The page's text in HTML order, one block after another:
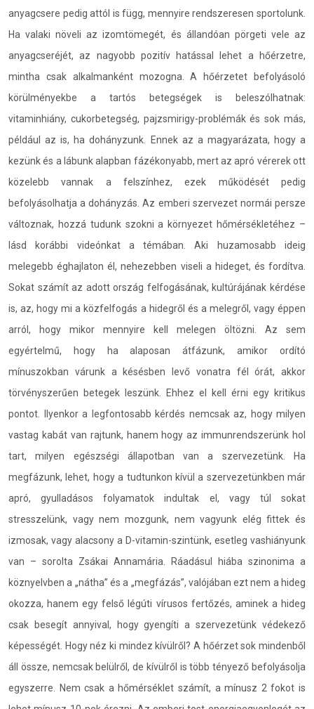
anyagcsere pedig attól is függ, mennyire rendszeresen sportolunk.
Ha valaki növeli az izomtömegét, és állandóan pörgeti vele az
anyagcseréjét, az nagyobb pozitív hatással lehet a hőérzetre,
mintha csak alkalmanként mozogna. A hőérzetet befolyásoló
körülményekbe a tartós betegségek is beleszólhatnak:
vitaminhiány, cukorbetegség, pajzsmirigy-problémák és sok más,
például az is, ha dohányzunk. Ennek az a magyarázata, hogy a
kezünk és a lábunk alapban fázékonyabb, mert az apró vérerek ott
közelebb vannak a felszínhez, ezek működését pedig
befolyásolhatja a dohányzás. Az emberi szervezet normái persze
változnak, hozzá tudunk szokni a környezet hőmérsékletéhez –
lásd korábbi videónkat a témában. Aki huzamosabb ideig
melegebb éghajlaton él, nehezebben viseli a hideget, és fordítva.
Sokat számít az adott ország felfogásának, kultúrájának kérdése
is, az, hogy mi a közfelfogás a hidegről és a melegről, vagy éppen
arról, hogy mikor mennyire kell melegen öltözni. Az sem
egyértelmű, hogy ha alaposan átfázunk, amikor ordító
mínuszokban várunk a késésben levő vonatra fél órát, akkor
törvényszerűen betegek leszünk. Ehhez el kell érni egy kritikus
pontot. Ilyenkor a legfontosabb kérdés nemcsak az, hogy milyen
vastag kabát van rajtunk, hanem hogy az immunrendszerünk hol
tart, milyen egészségi állapotban van a szervezetünk. Ha
megfázunk, lehet, hogy a tudtunkon kívül a szervezetünkben már
apró, gyulladásos folyamatok indultak el, vagy túl sokat
stresszelünk, vagy nem mozgunk, nem vagyunk elég fittek és
izmosak, vagy alacsony a D-vitamin-szintünk, esetleg vashiányunk
van – sorolta Zsákai Annamária. Ráadásul hiába szinonima a
köznyelvben a „nátha” és a „megfázás”, valójában ezt nem a hideg
okozza, hanem egy felső légúti vírusos fertőzés, aminek a hideg
csak besegít annyival, hogy gyengíti a szervezetünk védekező
képességét. Hogy néz ki mindez kívülről? A hőérzet sok mindenből
áll össze, nemcsak belülről, de kívülről is több tényező befolyásolja
egyszerre. Nem csak a hőmérséklet számít, a mínusz 2 fokot is